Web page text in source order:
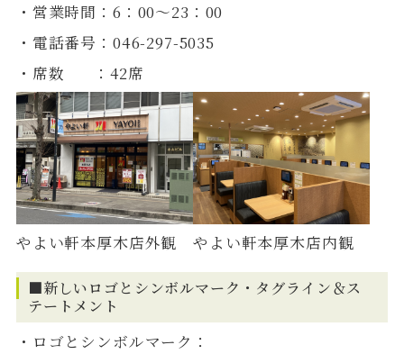
・営業時間：6：00～23：00
・電話番号：046-297-5035
・席数 ：42席
やよい軒本厚木店外観 やよい軒本厚木店内観
■新しいロゴとシンボルマーク・タグライン＆ス
テートメント
・ロゴとシンボルマーク：